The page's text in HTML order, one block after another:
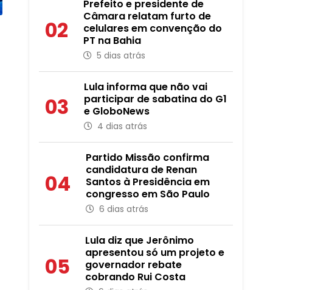
02
Prefeito e presidente de
Câmara relatam furto de
celulares em convenção do
PT na Bahia
5 dias atrás
03
Lula informa que não vai
participar de sabatina do G1
e GloboNews
4 dias atrás
04
Partido Missão confirma
candidatura de Renan
Santos à Presidência em
congresso em São Paulo
6 dias atrás
05
Lula diz que Jerônimo
apresentou só um projeto e
governador rebate
cobrando Rui Costa